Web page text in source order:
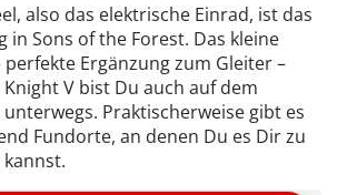
also das elektrische Einrad, ist das
in Sons of the Forest. Das kleine
Ergänzung zum Gleiter –
V bist Du auch auf dem
Praktischerweise gibt es
Fundorte, an denen Du es Dir zu